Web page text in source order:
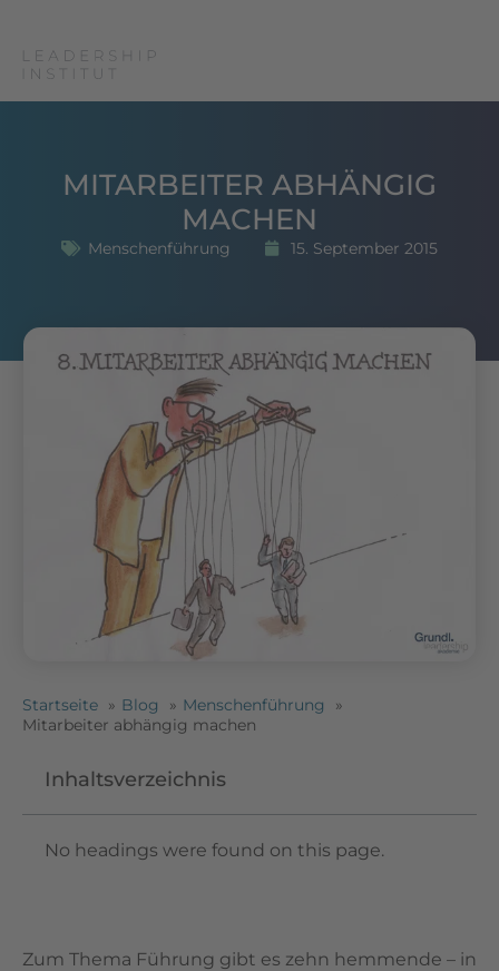
MITARBEITER ABHÄNGIG
MACHEN
Menschenführung 15. September 2015
Startseite Blog
Menschenführung
Mitarbeiter abhängig machen
Inhaltsverzeichnis
No headings were found on this page.
Zum Thema Führung gibt es zehn hemmende – in